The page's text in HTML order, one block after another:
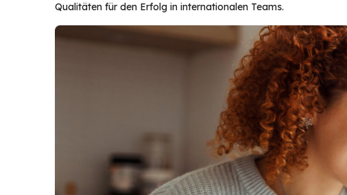
Qualitäten für den Erfolg in internationalen Teams.